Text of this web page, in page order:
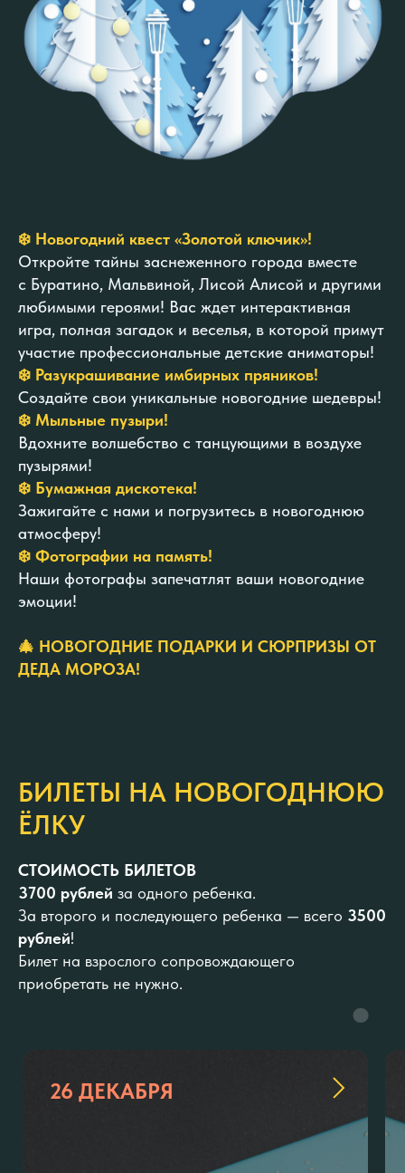
❄️ Новогодний квест «Золотой ключик»!
Откройте тайны заснеженного города вместе
с Буратино, Мальвиной, Лисой Алисой и другими
любимыми героями! Вас ждет интерактивная
игра, полная загадок и веселья, в которой примут
участие профессиональные детские аниматоры!
❄️ Разукрашивание имбирных пряников!
Создайте свои уникальные новогодние шедевры!
❄️ Мыльные пузыри!
Вдохните волшебство с танцующими в воздухе
пузырями!
❄️ Бумажная дискотека!
Зажигайте с нами и погрузитесь в новогоднюю
атмосферу!
❄️ Фотографии на память!
Наши фотографы запечатлят ваши новогодние
эмоции!
🎄 НОВОГОДНИЕ ПОДАРКИ И СЮРПРИЗЫ ОТ
ДЕДА МОРОЗА!
БИЛЕТЫ НА НОВОГОДНЮЮ
ЁЛКУ
СТОИМОСТЬ БИЛЕТОВ
3700 рублей за одного ребенка.
За второго и последующего ребенка — всего 3500
рублей!
Билет на взрослого сопровождающего
приобретать не нужно.
26 ДЕКАБРЯ